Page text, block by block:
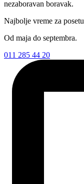
nezaboravan boravak.
Najbolje vreme za posetu
Od maja do septembra.
011 285 44 20